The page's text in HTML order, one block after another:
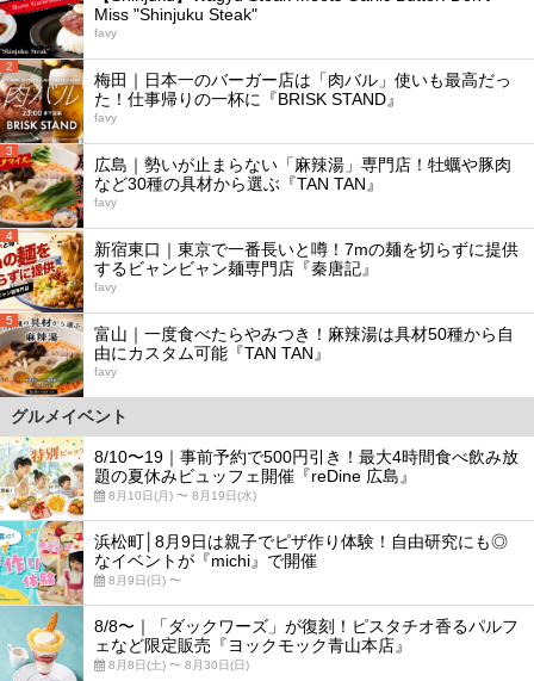
Miss "Shinjuku Steak"
favy
2
梅田｜日本一のバーガー店は「肉バル」使いも最高だっ
た！仕事帰りの一杯に『BRISK STAND』
favy
3
広島｜勢いが止まらない「麻辣湯」専門店！牡蠣や豚肉
など30種の具材から選ぶ『TAN TAN』
favy
4
新宿東口｜東京で一番長いと噂！7mの麺を切らずに提供
するビャンビャン麺専門店『秦唐記』
favy
5
富山｜一度食べたらやみつき！麻辣湯は具材50種から自
由にカスタム可能『TAN TAN』
favy
グルメイベント
8/10〜19｜事前予約で500円引き！最大4時間食べ飲み放
題の夏休みビュッフェ開催『reDine 広島』
8月10日(月) 〜 8月19日(水)
浜松町│8月9日は親子でピザ作り体験！自由研究にも◎
なイベントが『michi』で開催
8月9日(日) 〜
8/8〜｜「ダックワーズ」が復刻！ピスタチオ香るパルフ
ェなど限定販売『ヨックモック青山本店』
8月8日(土) 〜 8月30日(日)